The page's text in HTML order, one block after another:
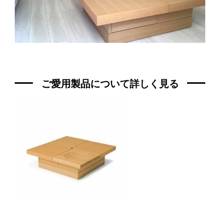
ご愛用製品について詳しく見る